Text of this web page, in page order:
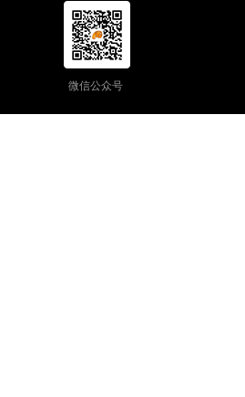
微信公众号